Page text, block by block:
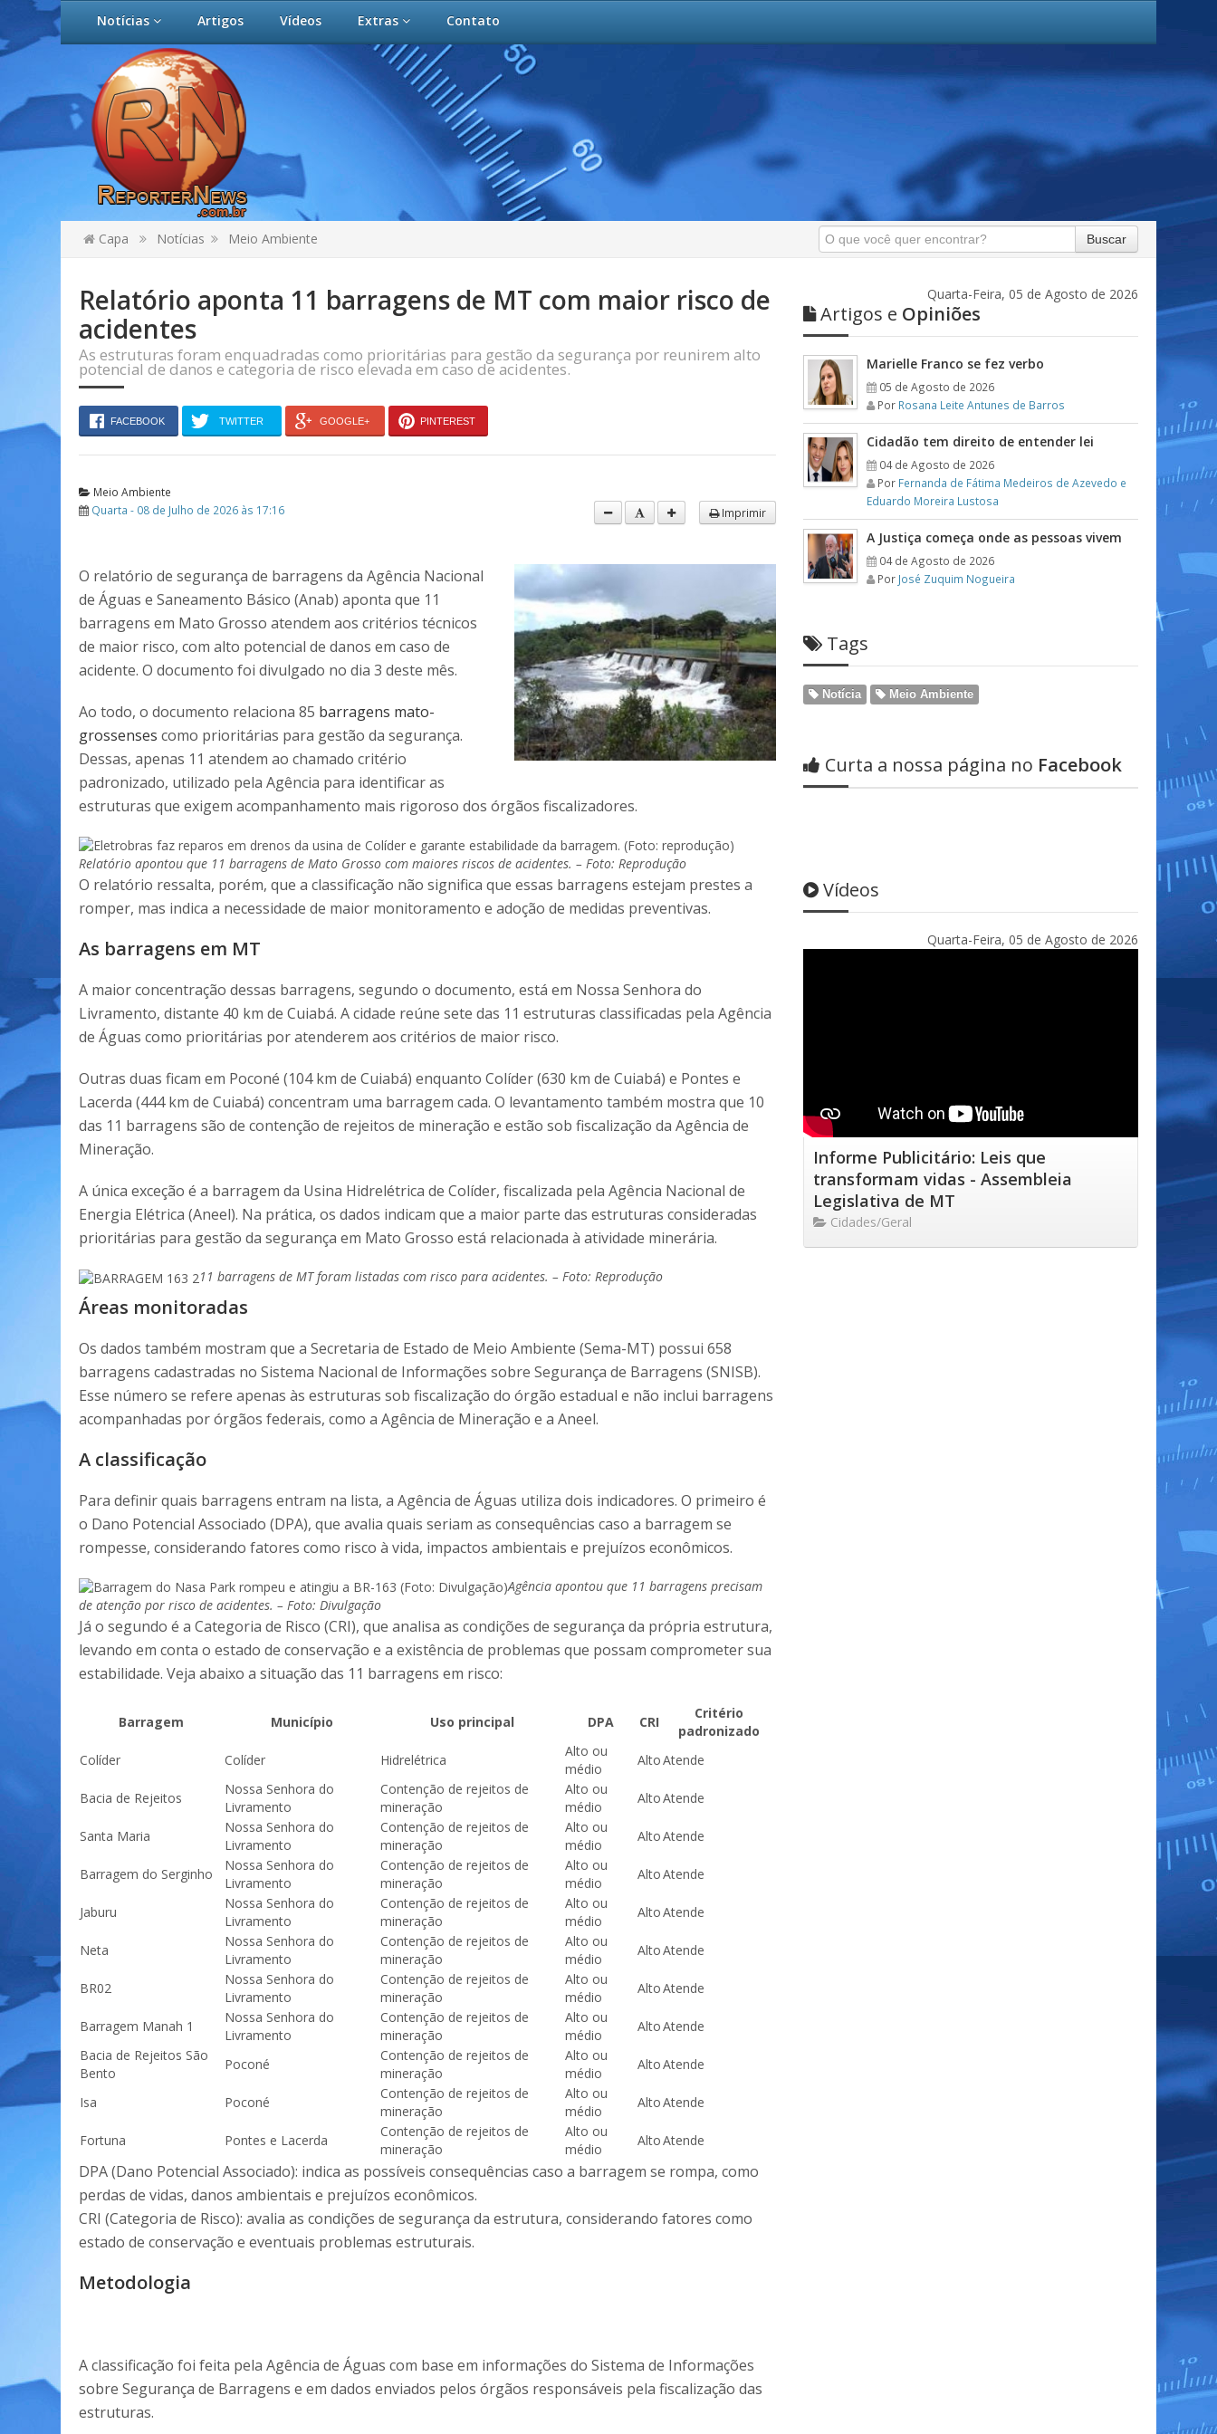
Notícias Artigos Vídeos Extras Contato
Capa Notícias Meio Ambiente Buscar
Relatório aponta 11 barragens de MT com maior risco de
acidentes
As estruturas foram enquadradas como prioritárias para gestão da segurança por reunirem alto
potencial de danos e categoria de risco elevada em caso de acidentes.
FACEBOOK TWITTER GOOGLE+ PINTEREST
Meio Ambiente
Quarta - 08 de Julho de 2026 às 17:16
Imprimir
O relatório de segurança de barragens da Agência Nacional
de Águas e Saneamento Básico (Anab) aponta que 11
barragens em Mato Grosso atendem aos critérios técnicos
de maior risco, com alto potencial de danos em caso de
acidente. O documento foi divulgado no dia 3 deste mês.
Ao todo, o documento relaciona 85 barragens mato-
grossenses como prioritárias para gestão da segurança.
Dessas, apenas 11 atendem ao chamado critério
padronizado, utilizado pela Agência para identificar as
estruturas que exigem acompanhamento mais rigoroso dos órgãos fiscalizadores.
Relatório apontou que 11 barragens de Mato Grosso com maiores riscos de acidentes. – Foto: Reprodução
O relatório ressalta, porém, que a classificação não significa que essas barragens estejam prestes a
romper, mas indica a necessidade de maior monitoramento e adoção de medidas preventivas.
As barragens em MT
A maior concentração dessas barragens, segundo o documento, está em Nossa Senhora do
Livramento, distante 40 km de Cuiabá. A cidade reúne sete das 11 estruturas classificadas pela Agência
de Águas como prioritárias por atenderem aos critérios de maior risco.
Outras duas ficam em Poconé (104 km de Cuiabá) enquanto Colíder (630 km de Cuiabá) e Pontes e
Lacerda (444 km de Cuiabá) concentram uma barragem cada. O levantamento também mostra que 10
das 11 barragens são de contenção de rejeitos de mineração e estão sob fiscalização da Agência de
Mineração.
A única exceção é a barragem da Usina Hidrelétrica de Colíder, fiscalizada pela Agência Nacional de
Energia Elétrica (Aneel). Na prática, os dados indicam que a maior parte das estruturas consideradas
prioritárias para gestão da segurança em Mato Grosso está relacionada à atividade minerária.
11 barragens de MT foram listadas com risco para acidentes. – Foto: Reprodução
Áreas monitoradas
Os dados também mostram que a Secretaria de Estado de Meio Ambiente (Sema-MT) possui 658
barragens cadastradas no Sistema Nacional de Informações sobre Segurança de Barragens (SNISB).
Esse número se refere apenas às estruturas sob fiscalização do órgão estadual e não inclui barragens
acompanhadas por órgãos federais, como a Agência de Mineração e a Aneel.
A classificação
Para definir quais barragens entram na lista, a Agência de Águas utiliza dois indicadores. O primeiro é
o Dano Potencial Associado (DPA), que avalia quais seriam as consequências caso a barragem se
rompesse, considerando fatores como risco à vida, impactos ambientais e prejuízos econômicos.
Agência apontou que 11 barragens precisam
de atenção por risco de acidentes. – Foto: Divulgação
Já o segundo é a Categoria de Risco (CRI), que analisa as condições de segurança da própria estrutura,
levando em conta o estado de conservação e a existência de problemas que possam comprometer sua
estabilidade. Veja abaixo a situação das 11 barragens em risco:
Barragem Município Uso principal DPA CRI
Critério
padronizado
Colíder
Colíder Hidrelétrica
Alto ou
médio
AltoAtende
Bacia de Rejeitos
Nossa Senhora do
Livramento
Contenção de rejeitos de
mineração
Alto ou
médio
AltoAtende
Santa Maria
Nossa Senhora do
Livramento
Contenção de rejeitos de
mineração
Alto ou
médio
AltoAtende
Barragem do Serginho
Nossa Senhora do
Livramento
Contenção de rejeitos de
mineração
Alto ou
médio
AltoAtende
Jaburu
Nossa Senhora do
Livramento
Contenção de rejeitos de
mineração
Alto ou
médio
AltoAtende
Neta
Nossa Senhora do
Livramento
Contenção de rejeitos de
mineração
Alto ou
médio
AltoAtende
BR02
Nossa Senhora do
Livramento
Contenção de rejeitos de
mineração
Alto ou
médio
AltoAtende
Barragem Manah 1
Nossa Senhora do
Livramento
Contenção de rejeitos de
mineração
Alto ou
médio
AltoAtende
Bacia de Rejeitos São
Bento
Poconé
Contenção de rejeitos de
mineração
Alto ou
médio
AltoAtende
Isa Poconé
Contenção de rejeitos de
mineração
Alto ou
médio
AltoAtende
Fortuna Pontes e Lacerda
Contenção de rejeitos de
mineração
Alto ou
médio
AltoAtende
DPA (Dano Potencial Associado): indica as possíveis consequências caso a barragem se rompa, como
perdas de vidas, danos ambientais e prejuízos econômicos.
CRI (Categoria de Risco): avalia as condições de segurança da estrutura, considerando fatores como
estado de conservação e eventuais problemas estruturais.
Metodologia
A classificação foi feita pela Agência de Águas com base em informações do Sistema de Informações
sobre Segurança de Barragens e em dados enviados pelos órgãos responsáveis pela fiscalização das
estruturas.
Quarta-Feira, 05 de Agosto de 2026
Artigos e Opiniões
Marielle Franco se fez verbo
05 de Agosto de 2026
Por Rosana Leite Antunes de Barros
Cidadão tem direito de entender lei
04 de Agosto de 2026
Por Fernanda de Fátima Medeiros de Azevedo e
Eduardo Moreira Lustosa
A Justiça começa onde as pessoas vivem
04 de Agosto de 2026
Por José Zuquim Nogueira
Tags
Notícia Meio Ambiente
Curta a nossa página no Facebook
Vídeos
Quarta-Feira, 05 de Agosto de 2026
Informe Publicitário: Leis que
transformam vidas - Assembleia
Legislativa de MT
Cidades/Geral